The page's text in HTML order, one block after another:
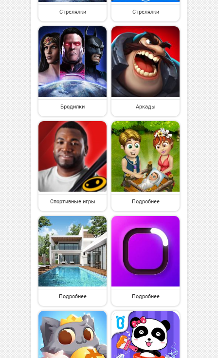
Стрелялки Стрелялки
Бродилки Аркады
Спортивные игры Подробнее
Подробнее Подробнее